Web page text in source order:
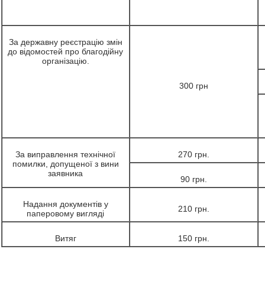
За державну реєстрацію змін
до відомостей про благодійну
організацію.
300 грн
За виправлення технічної
помилки, допущеної з вини
заявника
270 грн.
90 грн.
Надання документів у
паперовому вигляді
210 грн.
Витяг 150 грн.